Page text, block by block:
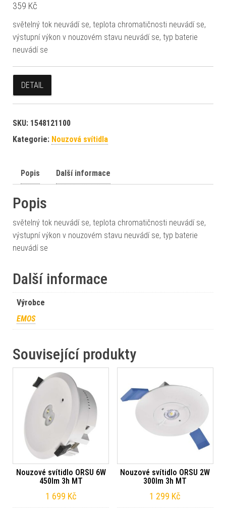
359 Kč
světelný tok neuvádí se, teplota chromatičnosti neuvádí se,
výstupní výkon v nouzovém stavu neuvádí se, typ baterie
neuvádí se
DETAIL
SKU: 1548121100
Kategorie: Nouzová svítidla
Popis Další informace
Popis
světelný tok neuvádí se, teplota chromatičnosti neuvádí se,
výstupní výkon v nouzovém stavu neuvádí se, typ baterie
neuvádí se
Další informace
Výrobce
EMOS
Související produkty
Nouzové svítidlo ORSU 6W
450lm 3h MT
1 699 Kč
Nouzové svítidlo ORSU 2W
300lm 3h MT
1 299 Kč